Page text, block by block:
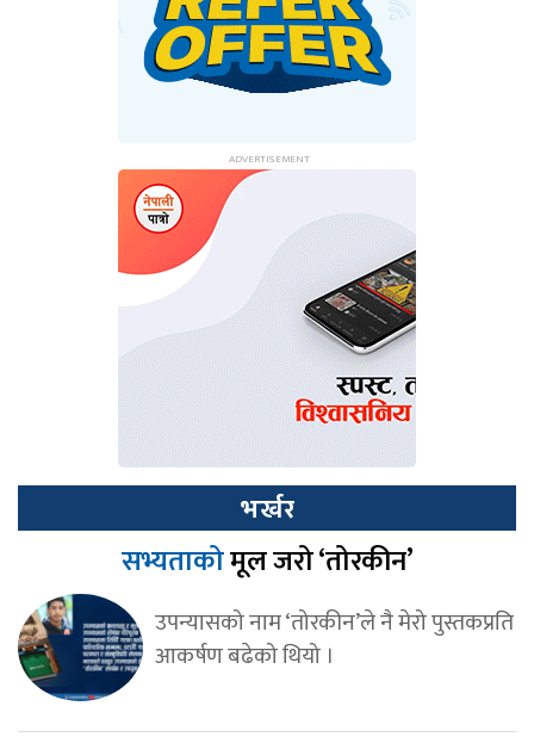
भर्खर
सभ्यताकोमूल जरो ‘तोरकीन’
उपन्यासको नाम ‘तोरकीन’ले नै मेरो पुस्तकप्रति
आकर्षण बढेको थियो ।